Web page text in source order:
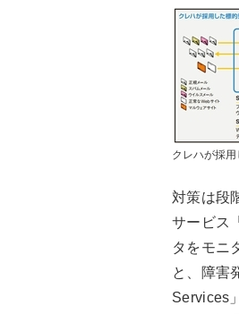
クレハが採
対策は段
サービス
タをモニ
と、障害
Services